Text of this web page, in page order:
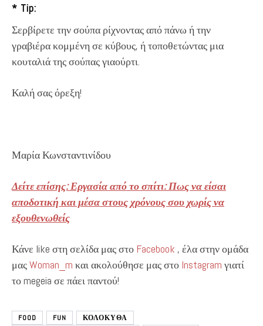
* Tip:
Σερβίρετε την σούπα ρίχνοντας από πάνω ή την
γραβιέρα κομμένη σε κύβους, ή τοποθετώντας μια
κουταλιά της σούπας γιαούρτι.
Καλή σας όρεξη!
Μαρία Κωνσταντινίδου
Δείτε επίσης: Εργασία από το σπίτι: Πως να είσαι
αποδοτική και μέσα στους χρόνους σου χωρίς να
εξουθενωθείς
Κάνε like στη σελίδα μας στο Facebook , έλα στην ομάδα
μαςWoman_m και ακολούθησε μας στο Instagram γιατί
το megeia σε πάει παντού!
FOOD FUN
ΚΟΛΟΚΥΘΑ